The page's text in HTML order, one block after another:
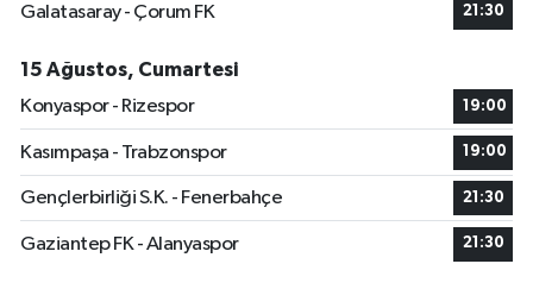
Galatasaray - Çorum FK
21:30
15 Ağustos, Cumartesi
Konyaspor - Rizespor
19:00
Kasımpaşa - Trabzonspor 19:00
Gençlerbirliği S.K. - Fenerbahçe 21:30
Gaziantep FK - Alanyaspor 21:30